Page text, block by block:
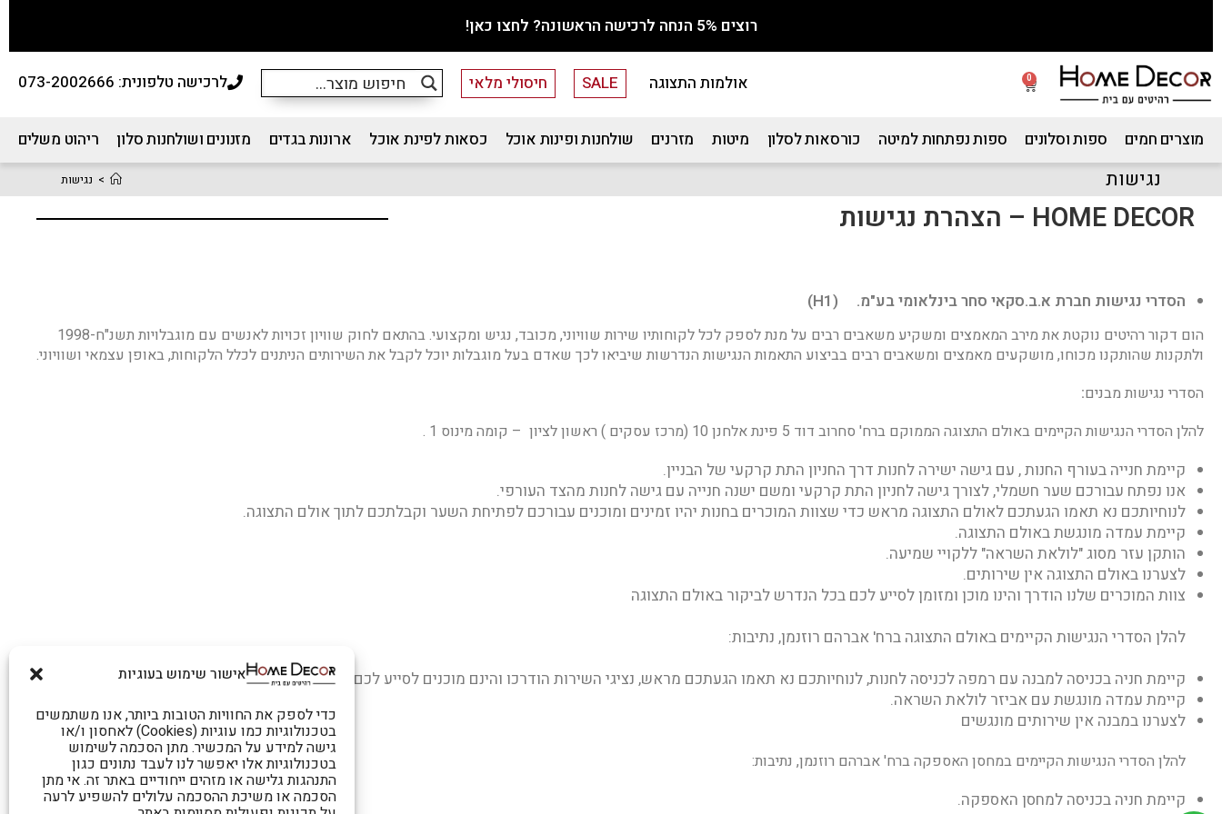
אישור שימוש בעוגיות
כדי לספק את החוויות הטובות ביותר, אנו משתמשים
בטכנולוגיות כמו עוגיות (Cookies) לאחסון ו/או
גישה למידע על המכשיר. מתן הסכמה לשימוש
בטכנולוגיות אלו יאפשר לנו לעבד נתונים כגון
התנהגות גלישה או מזהים ייחודיים באתר זה. אי מתן
הסכמה או משיכת ההסכמה עלולים להשפיע לרעה
רוצים 5% הנחה לרכישה הראשונה? לחצו כאן!
0 אולמות התצוגה SALE חיסולי מלאי לרכישה טלפונית: 073-2002666
מוצרים חמים ספות וסלונים ספות נפתחות למיטה כורסאות לסלון מיטות מזרנים שולחנות ופינות אוכל כסאות לפינת אוכל ארונות בגדים מזנונים ושולחנות סלון ריהוט משלים
נגישות > נגישות
HOME DECOR – הצהרת נגישות
הסדרי נגישות חברת א.ב.סקאי סחר בינלאומי בע"מ. (H1)
הום דקור רהיטים נוקטת את מירב המאמצים ומשקיע משאבים רבים על מנת לספק לכל לקוחותיו שירות שוויוני, מכובד, נגיש ומקצועי. בהתאם לחוק שוויון זכויות לאנשים עם מוגבלויות תשנ"ח-1998
ולתקנות שהותקנו מכוחו, מושקעים מאמצים ומשאבים רבים בביצוע התאמות הנגישות הנדרשות שיביאו לכך שאדם בעל מוגבלות יוכל לקבל את השירותים הניתנים לכלל הלקוחות, באופן עצמאי ושוויוני.
הסדרי נגישות מבנים:
להלן הסדרי הנגישות הקיימים באולם התצוגה הממוקם ברח' סחרוב דוד 5 פינת אלחנן 10 (מרכז עסקים ) ראשון לציון – קומה מינוס 1 .
קיימת חנייה בעורף החנות , עם גישה ישירה לחנות דרך החניון התת קרקעי של הבניין.
אנו נפתח עבורכם שער חשמלי, לצורך גישה לחניון התת קרקעי ומשם ישנה חנייה עם גישה לחנות מהצד העורפי.
לנוחיותכם נא תאמו הגעתכם לאולם התצוגה מראש כדי שצוות המוכרים בחנות יהיו זמינים ומוכנים עבורכם לפתיחת השער וקבלתכם לתוך אולם התצוגה.
קיימת עמדה מונגשת באולם התצוגה.
הותקן עזר מסוג "לולאת השראה" ללקויי שמיעה.
לצערנו באולם התצוגה אין שירותים.
צוות המוכרים שלנו הודרך והינו מוכן ומזומן לסייע לכם בכל הנדרש לביקור באולם התצוגה
להלן הסדרי הנגישות הקיימים באולם התצוגה ברח' אברהם רוזנמן, נתיבות:
קיימת חניה בכניסה למבנה עם רמפה לכניסה לחנות, לנוחיותכם נא תאמו הגעתכם מראש, נציגי השירות הודרכו והינם מוכנים לסייע לכם בכל הנדרש בביקור במקום.
קיימת עמדה מונגשת עם אביזר לולאת השראה.
לצערנו במבנה אין שירותים מונגשים
להלן הסדרי הנגישות הקיימים במחסן האספקה ברח' אברהם רוזנמן, נתיבות:
קיימת חניה בכניסה למחסן האספקה.